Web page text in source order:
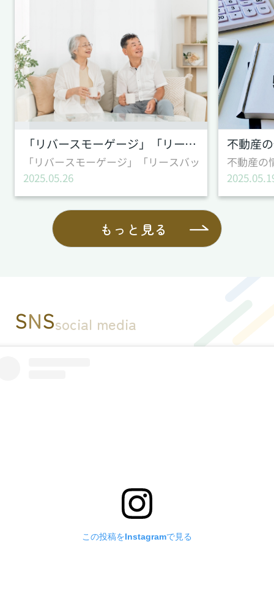
「リバースモーゲージ」「リースバック」とは？
「リバースモーゲージ」「リースバック」とは？
2025.05.26
不動産の
もっと見る
SNSsocial media
この投稿をInstagramで見る